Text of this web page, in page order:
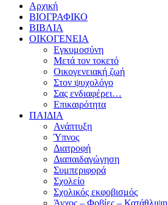
Αρχική
ΒΙΟΓΡΑΦΙΚΟ
ΒΙΒΛΙΑ
ΟΙΚΟΓΕΝΕΙΑ
Εγκυμοσύνη
Μετά τον τοκετό
Οικογενειακή ζωή
Στον ψυχολόγο
Σας ενδιαφέρει…
Επικαιρότητα
ΠΑΙΔΙΑ
Ανάπτυξη
Ύπνος
Διατροφή
Διαπαιδαγώγηση
Συμπεριφορά
Σχολείο
Σχολικός εκφοβισμός
Άγχος – Φοβίες – Κατάθλιψη